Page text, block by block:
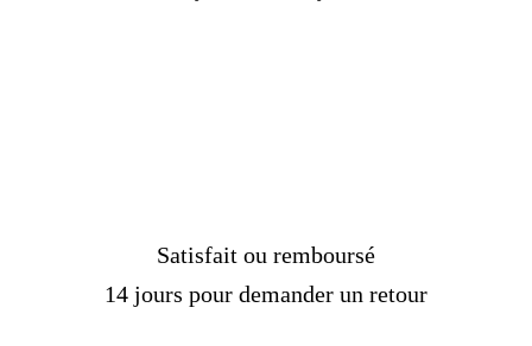
Satisfait ou remboursé
14 jours pour demander un retour